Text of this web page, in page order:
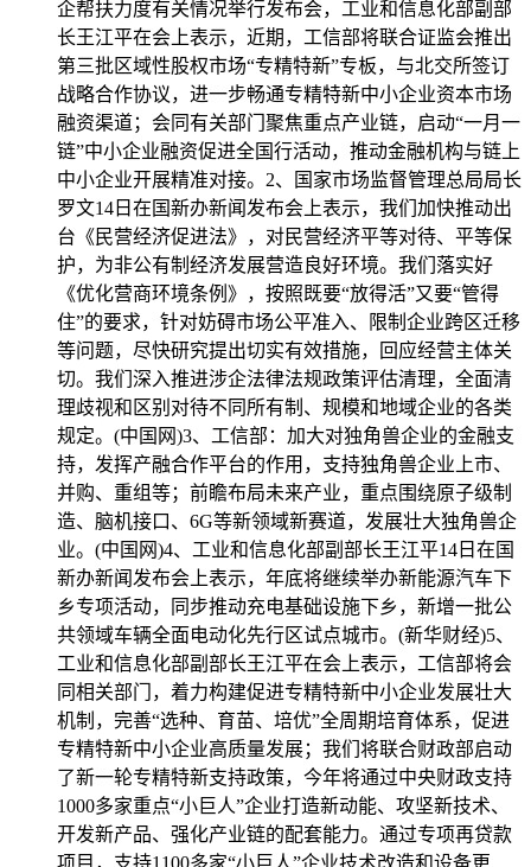
企帮扶力度有关情况举行发布会，工业和信息化部副部
长王江平在会上表示，近期，工信部将联合证监会推出
第三批区域性股权市场“专精特新”专板，与北交所签订
战略合作协议，进一步畅通专精特新中小企业资本市场
融资渠道；会同有关部门聚焦重点产业链，启动“一月一
链”中小企业融资促进全国行活动，推动金融机构与链上
中小企业开展精准对接。2、国家市场监督管理总局局长
罗文14日在国新办新闻发布会上表示，我们加快推动出
台《民营经济促进法》，对民营经济平等对待、平等保
护，为非公有制经济发展营造良好环境。我们落实好
《优化营商环境条例》，按照既要“放得活”又要“管得
住”的要求，针对妨碍市场公平准入、限制企业跨区迁移
等问题，尽快研究提出切实有效措施，回应经营主体关
切。我们深入推进涉企法律法规政策评估清理，全面清
理歧视和区别对待不同所有制、规模和地域企业的各类
规定。(中国网)3、工信部：加大对独角兽企业的金融支
持，发挥产融合作平台的作用，支持独角兽企业上市、
并购、重组等；前瞻布局未来产业，重点围绕原子级制
造、脑机接口、6G等新领域新赛道，发展壮大独角兽企
业。(中国网)4、工业和信息化部副部长王江平14日在国
新办新闻发布会上表示，年底将继续举办新能源汽车下
乡专项活动，同步推动充电基础设施下乡，新增一批公
共领域车辆全面电动化先行区试点城市。(新华财经)5、
工业和信息化部副部长王江平在会上表示，工信部将会
同相关部门，着力构建促进专精特新中小企业发展壮大
机制，完善“选种、育苗、培优”全周期培育体系，促进
专精特新中小企业高质量发展；我们将联合财政部启动
了新一轮专精特新支持政策，今年将通过中央财政支持
1000多家重点“小巨人”企业打造新动能、攻坚新技术、
开发新产品、强化产业链的配套能力。通过专项再贷款
项目，支持1100多家“小巨人”企业技术改造和设备更